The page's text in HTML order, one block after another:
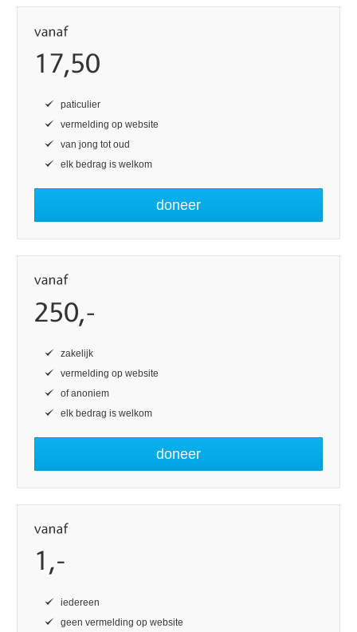
paticulier
vermelding op website
van jong tot oud
elk bedrag is welkom
doneer
zakelijk
vermelding op website
of anoniem
elk bedrag is welkom
doneer
iedereen
geen vermelding op website